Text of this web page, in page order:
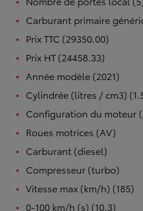
Carburant primaire
Prix TTC (29350.00)
Prix HT (24458.33)
Année modèle (2021)
Cylindrée (litres / cm3)
Configuration du moteur
Roues motrices (AV)
Carburant (diesel)
Compresseur (turbo)
Vitesse max (km/h) (185)
0-100 km/h (s) (10.3)